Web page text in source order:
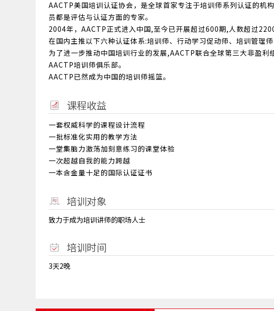
AACTP美国培训认证协会，是全球首家专注于培训师系列认证的机
员都是评估与认证方面的专家。
2004年，AACTP正式进入中国,至今已开展超过600期,人数超过
在国内主推以下六种认证体系:培训师、行动学习促动师、培训管理
为了进一步推动中国培训行业的发展,AACTP联合全球第三大非盈
AACTP培训师俱乐部。
AACTP已然成为中国的培训师摇篮。
课程收益
一套权威科学的课程设计流程
一批标准化实用的教学方法
一堂集脑力激荡加刻意练习的课堂体验
一次超越自我的能力跨越
一本含金量十足的国际认证证书
培训对象
致力于成为培训讲师的职场人士
培训时间
3天2晚